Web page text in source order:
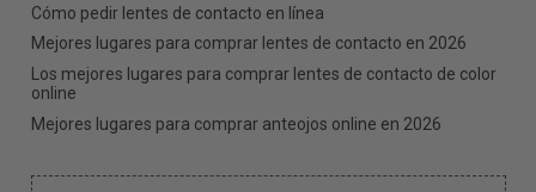
Cómo pedir lentes de contacto en línea
Mejores lugares para comprar lentes de contacto en 2026
Los mejores lugares para comprar lentes de contacto de color
online
Mejores lugares para comprar anteojos online en 2026